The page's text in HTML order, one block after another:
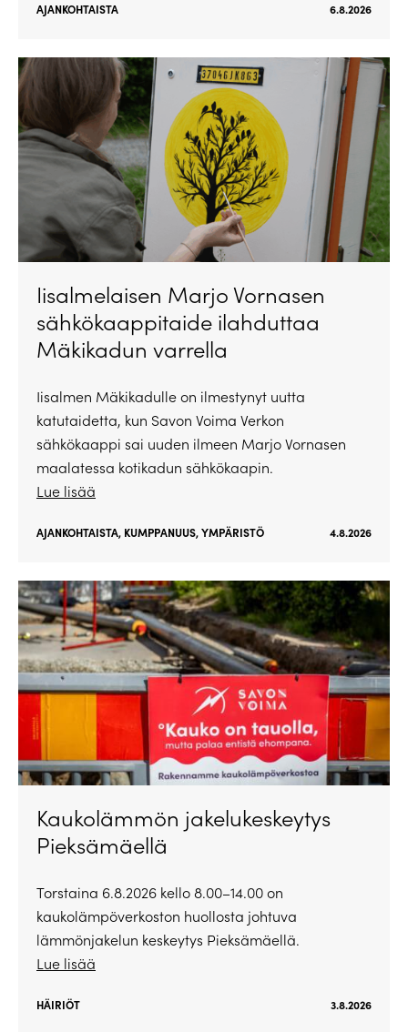
AJANKOHTAISTA 6.8.2026
Iisalmelaisen Marjo Vornasen
sähkökaappitaide ilahduttaa
Mäkikadun varrella
Iisalmen Mäkikadulle on ilmestynyt uutta
katutaidetta, kun Savon Voima Verkon
sähkökaappi sai uuden ilmeen Marjo Vornasen
maalatessa kotikadun sähkökaapin.
Lue lisää
AJANKOHTAISTA, KUMPPANUUS,YMPÄRISTÖ 4.8.2026
Kaukolämmön jakelukeskeytys
Pieksämäellä
Torstaina 6.8.2026 kello 8.00–14.00 on
kaukolämpöverkoston huollosta johtuva
lämmönjakelun keskeytys Pieksämäellä.
Lue lisää
HÄIRIÖT 3.8.2026